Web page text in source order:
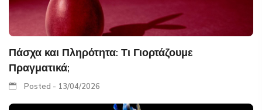
Πάσχα και Πληρότητα: Τι Γιορτάζουμε
Πραγματικά;
Posted - 13/04/2026